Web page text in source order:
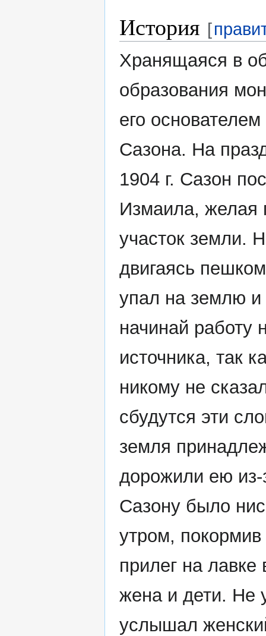
История [
Хранящаяся в
образования
его
Сазона. На
1904 г. Сазон
Измаила, желая
участок земли.
двигаясь
упал на землю
начинай работу
источника, так
никому не
сбудутся эти
земля
дорожили ею из-
Сазону было
утром,
прилег на лавке
жена и дети. Не
услышал